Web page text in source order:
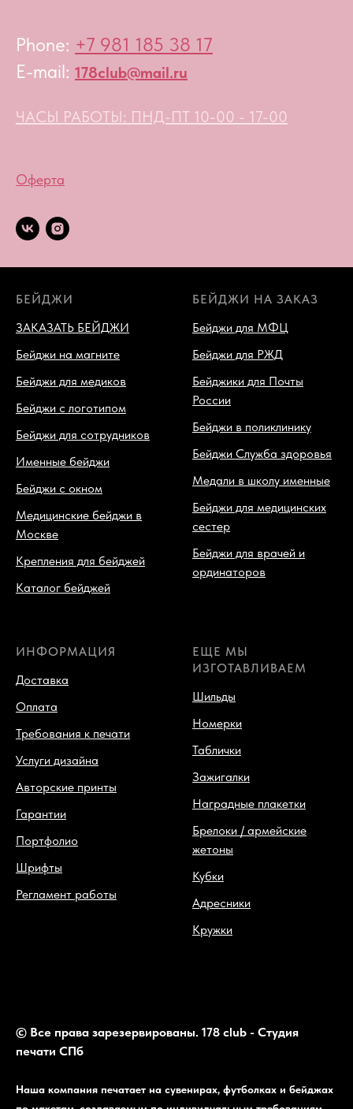
Phone: +7 981 185 38 17
E-mail: 178club@mail.ru
ЧАСЫ РАБОТЫ: ПНД-ПТ 10-00 - 17-00
Оферта
БЕЙДЖИ
ЗАКАЗАТЬ БЕЙДЖИ
Бейджи на магните
Бейджи для медиков
Бейджи с логотипом
Бейджи для сотрудников
Именные бейджи
Бейджи с окном
Медицинские бейджи в
Москве
Крепления для бейджей
Каталог бейджей
БЕЙДЖИ НА ЗАКАЗ
Бейджи для МФЦ
Бейджи для РЖД
Бейджики для Почты
России
Бейджи в поликлинику
Бейджи Служба здоровья
Медали в школу именные
Бейджи для медицинских
сестер
Бейджи для врачей и
ординаторов
ИНФОРМАЦИЯ
Доставка
Оплата
Требования к печати
Услуги дизайна
Авторские принты
Гарантии
Портфолио
Шрифты
Регламент работы
ЕЩЕ МЫ
ИЗГОТАВЛИВАЕМ
Шильды
Номерки
Таблички
Зажигалки
Наградные плакетки
Брелоки / армейские
жетоны
Кубки
Адресники
Кружки
© Все права зарезервированы. 178 club - Студия
печати СПб
Наша компания печатает на сувенирах, футболках и бейджах